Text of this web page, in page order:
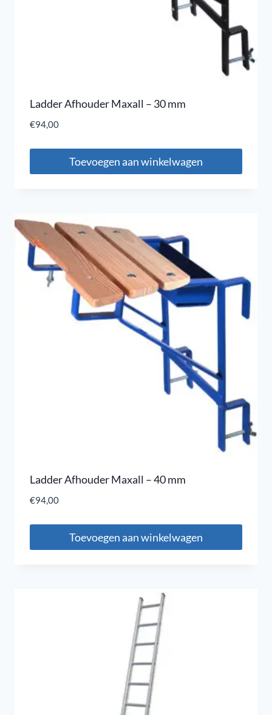
Ladder Afhouder Maxall – 30 mm
€94,00
Toevoegen aan winkelwagen
Ladder Afhouder Maxall – 40 mm
€94,00
Toevoegen aan winkelwagen